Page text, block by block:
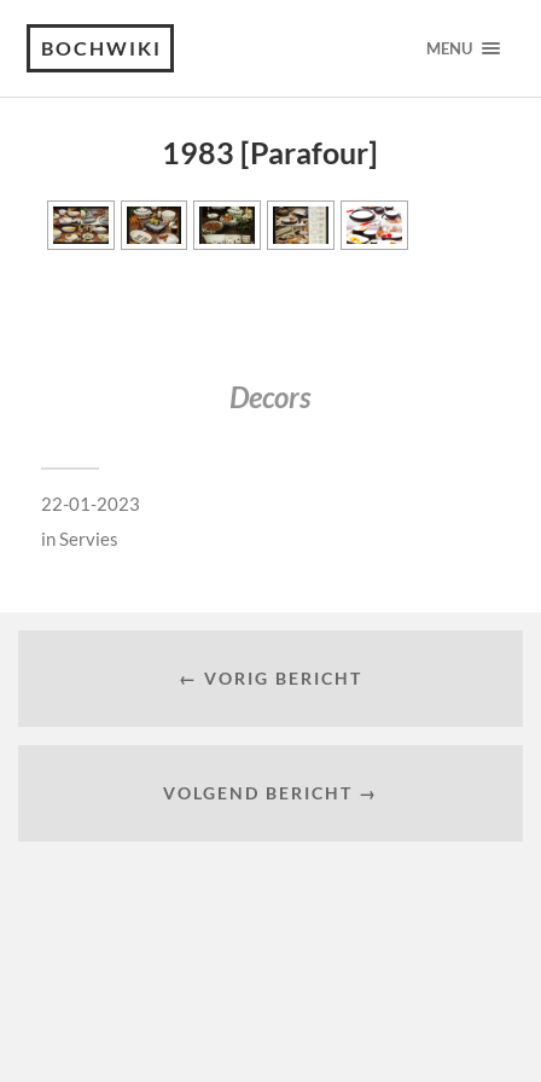
BOCHWIKI MENU
1983 [Parafour]
Decors
22-01-2023
inServies
← VORIG BERICHT
VOLGEND BERICHT →